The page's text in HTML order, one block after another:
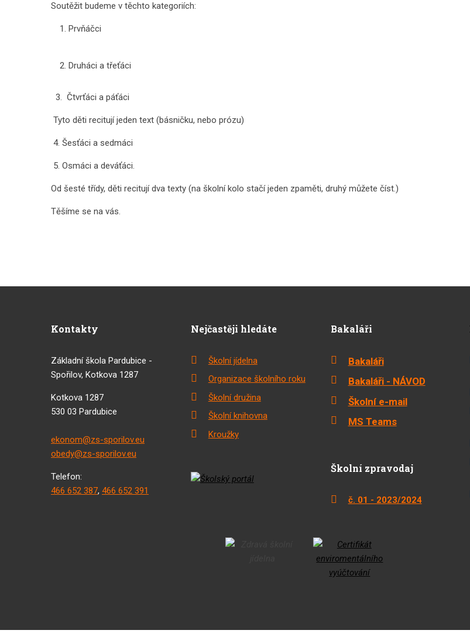
Soutěžit budeme v těchto kategoriích:
Prvňáčci
Druháci a třeťáci
3. Čtvrťáci a páťáci
Tyto děti recitují jeden text (básničku, nebo prózu)
4. Šesťáci a sedmáci
5. Osmáci a deváťáci.
Od šesté třídy, děti recitují dva texty (na školní kolo stačí jeden zpaměti, druhý můžete číst.)
Těšíme se na vás.
Kontakty
Základní škola Pardubice -
Spořilov, Kotkova 1287
Kotkova 1287
530 03 Pardubice
ekonom@zs-sporilov.eu
obedy@zs-sporilov.eu
Telefon:
466 652 387, 466 652 391
Nejčastěji hledáte
Školní jídelna
Organizace školního roku
Školní družina
Školní knihovna
Kroužky
Bakaláři
Bakaláři
Bakaláři - NÁVOD
Školní e-mail
MS Teams
Školní zpravodaj
č. 01 - 2023/2024